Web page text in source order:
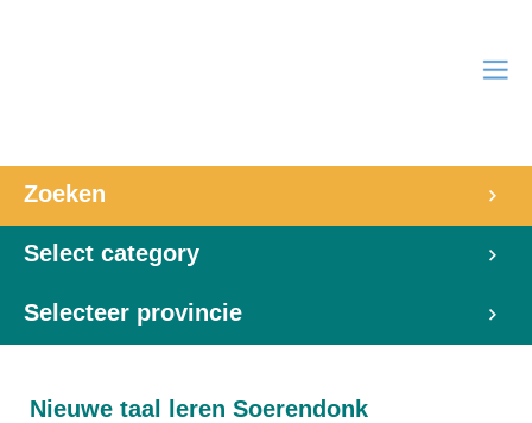
Zoeken
Select category
Selecteer provincie
Nieuwe taal leren Soerendonk